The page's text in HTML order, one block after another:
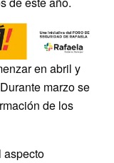
en abril y
marzo se
de los
aspecto